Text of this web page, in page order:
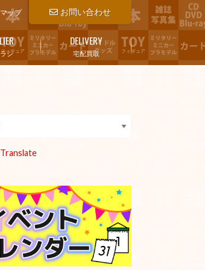
お問い合わせ
ップ
シ 宅配買取
DELIVERY
Translate